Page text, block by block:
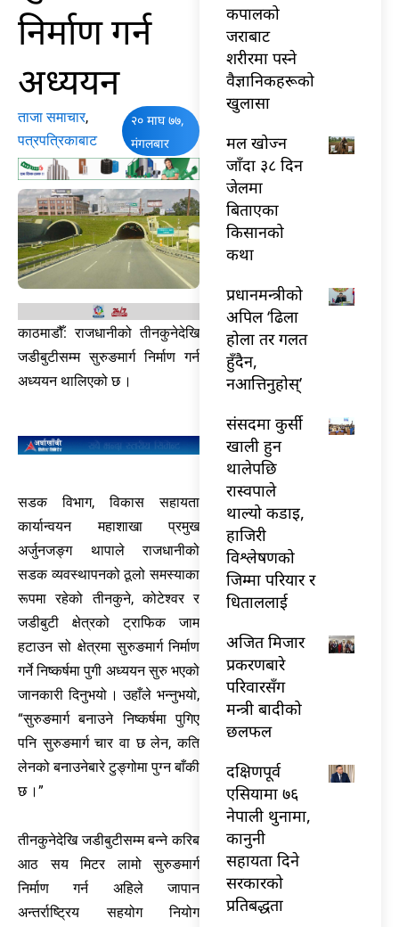
निर्माण गर्न
अध्ययन
ताजा समाचार,
पत्रपत्रिकाबाट
२० माघ ७७,
मंगलबार
काठमाडौँ: राजधानीको तीनकुनेदेखि
जडीबुटीसम्म सुरुङमार्ग निर्माण गर्न
अध्ययन थालिएको छ ।
सडक विभाग, विकास सहायता
कार्यान्वयन महाशाखा प्रमुख
अर्जुनजङ्ग थापाले राजधानीको
सडक व्यवस्थापनको ठूलो समस्याका
रूपमा रहेको तीनकुने, कोटेश्वर र
जडीबुटी क्षेत्रको ट्राफिक जाम
हटाउन सो क्षेत्रमा सुरुङमार्ग निर्माण
गर्ने निष्कर्षमा पुगी अध्ययन सुरु भएको
जानकारी दिनुभयो । उहाँले भन्नुभयो,
“सुरुङमार्ग बनाउने निष्कर्षमा पुगिए
पनि सुरुङमार्ग चार वा छ लेन, कति
लेनको बनाउनेबारे टुङ्गोमा पुग्न बाँकी
छ ।”
तीनकुनेदेखि जडीबुटीसम्म बन्ने करिब
आठ सय मिटर लामो सुरुङमार्ग
निर्माण गर्न अहिले जापान
अन्तर्राष्ट्रिय सहयोग नियोग
कपालको
जराबाट
शरीरमा पस्ने
वैज्ञानिकहरूको
खुलासा
मल खोज्न
जाँदा ३८ दिन
जेलमा
बिताएका
किसानको
कथा
प्रधानमन्त्रीको
अपिल ‘ढिला
होला तर गलत
हुँदैन,
नआत्तिनुहोस्’
संसदमा कुर्सी
खाली हुन
थालेपछि
रास्वपाले
थाल्यो कडाइ,
हाजिरी
विश्लेषणको
जिम्मा परियार र
धिताललाई
अजित मिजार
प्रकरणबारे
परिवारसँग
मन्त्री बादीको
छलफल
दक्षिणपूर्व
एसियामा ७६
नेपाली थुनामा,
कानुनी
सहायता दिने
सरकारको
प्रतिबद्धता